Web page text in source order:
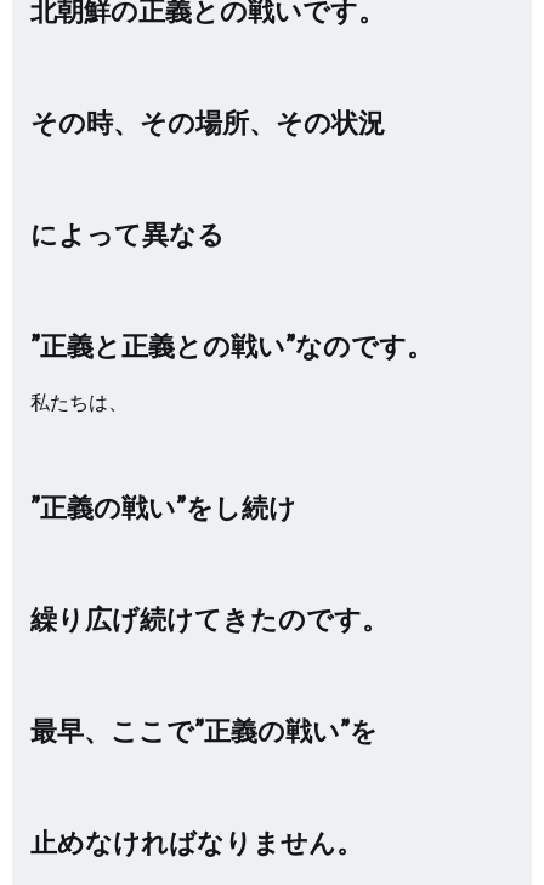
北朝鮮の正義との戦いです。
その時、その場所、その状況
によって異なる
”正義と正義との戦い”なのです。
私たちは、
”正義の戦い”をし続け
繰り広げ続けてきたのです。
最早、ここで”正義の戦い”を
止めなければなりません。